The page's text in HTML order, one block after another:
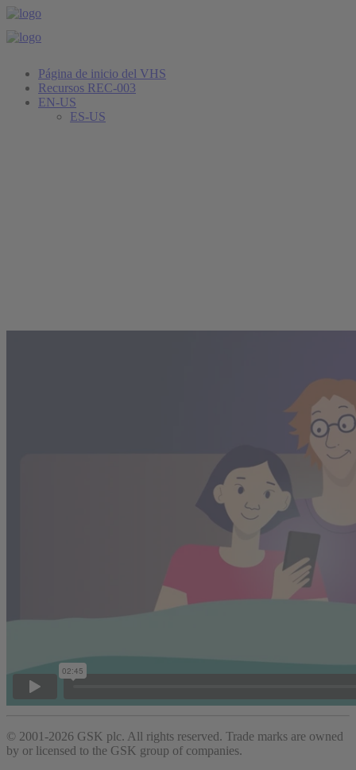
Página de inicio del VHS
Recursos REC-003
EN-US
ES-US
© 2001-2026 GSK plc. All rights reserved. Trade marks are owned
by or licensed to the GSK group of companies.